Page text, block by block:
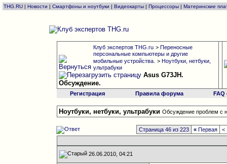
THG.RU | Новости | Смартфоны и ноутбуки | Видеокарты | Процессоры | Материнские
Клуб экспертов THG.ru > Переносные
персональные компьютеры и другие
мобильные устройства. > Ноутбуки, нетбуки,
ультрабуки
Asus G73JH.
Обсуждение.
Регистрация Правила форума
Ноутбуки, нетбуки, ультрабуки Обсуждение проблем с
Страница 46 из 223 « Первая <
26.06.2010, 04:21